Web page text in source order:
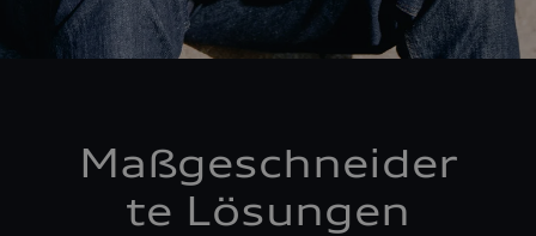
Maßgeschneider
te Lösungen